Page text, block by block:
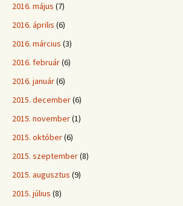
2016. május (7)
2016. április (6)
2016. március (3)
2016. február(6)
2016. január(6)
2015. december(6)
2015. november(1)
2015. október(6)
2015. szeptember(8)
2015. augusztus (9)
2015. július (8)